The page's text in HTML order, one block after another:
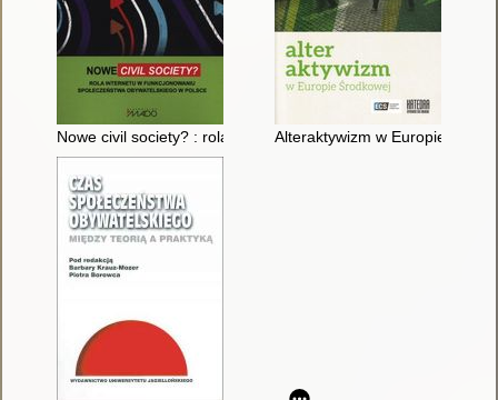
Nowe civil society? : rola Internetu w funkcjonowaniu
Alteraktywizm w Europie